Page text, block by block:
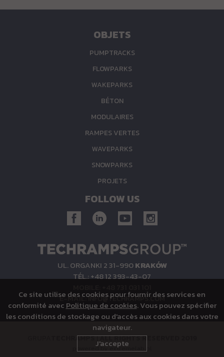
OBJETS
PUMPTRACKS
FLOWPARKS
WAKEPARKS
BÉTON
MODULAIRES
RAMPES VERTES
WAVEPARKS
SNOWPARKS
PROJETS
FOLLOW US
UL. ORGANKI 2 31-990KRAKÓW
TÉL.: +48 12 393-43-07
E-MAIL:INFO@TECHRAMPS.COM
TECHRAMPS|ALL RIGHTS RESERVED 2019
powered byextremelab.pl
Ce site utilise des cookies pour fournir des services en
conformité avec Politique de cookies. Vous pouvez spécifier
les conditions de stockage ou d'accès aux cookies dans votre
navigateur.
J'accepte